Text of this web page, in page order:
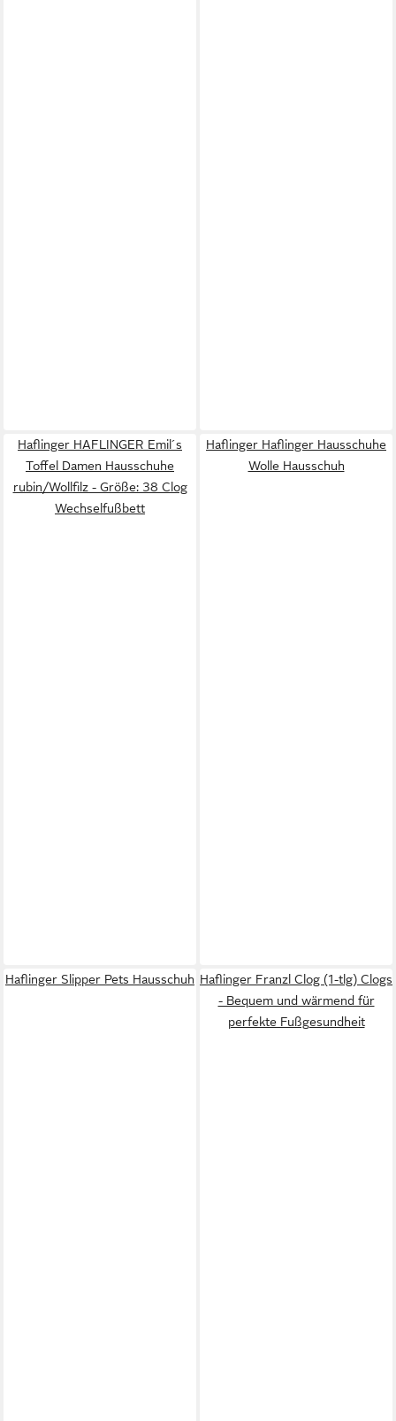
Haflinger HAFLINGER Emil´s
Toffel Damen Hausschuhe
rubin/Wollfilz - Größe: 38 Clog
Wechselfußbett
Haflinger Haflinger Hausschuhe
Wolle Hausschuh
Haflinger Slipper Pets Hausschuh Haflinger Franzl Clog (1-tlg) Clogs
- Bequem und wärmend für
perfekte Fußgesundheit